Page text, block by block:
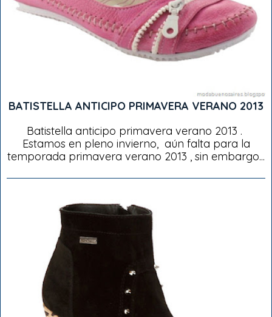
BATISTELLA ANTICIPO PRIMAVERA VERANO 2013
Batistella anticipo primavera verano 2013 .
Estamos en pleno invierno, aún falta para la
temporada primavera verano 2013 , sin embargo...